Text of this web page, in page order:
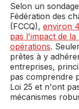
Selon un
Fédération des
(FCCQ), environ
pas l'impact de
opérations.
prêtes à y
entreprises,
pas comprendre
Loi 25 et n'ont
mécanismes